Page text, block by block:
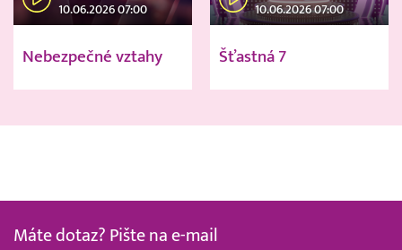
10.06.2026 07:00
Nebezpečné vztahy
10.06.2026 07:00
Šťastná 7
Máte dotaz? Pište na e-mail